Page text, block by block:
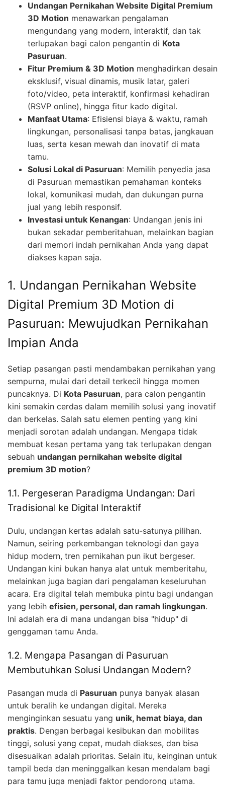
Undangan Pernikahan Website Digital Premium
3D Motion menawarkan pengalaman
mengundang yang modern, interaktif, dan tak
terlupakan bagi calon pengantin di Kota
Pasuruan.
Fitur Premium & 3D Motion menghadirkan desain
eksklusif, visual dinamis, musik latar, galeri
foto/video, peta interaktif, konfirmasi kehadiran
(RSVP online), hingga fitur kado digital.
Manfaat Utama: Efisiensi biaya & waktu, ramah
lingkungan, personalisasi tanpa batas, jangkauan
luas, serta kesan mewah dan inovatif di mata
tamu.
Solusi Lokal di Pasuruan: Memilih penyedia jasa
di Pasuruan memastikan pemahaman konteks
lokal, komunikasi mudah, dan dukungan purna
jual yang lebih responsif.
Investasi untuk Kenangan: Undangan jenis ini
bukan sekadar pemberitahuan, melainkan bagian
dari memori indah pernikahan Anda yang dapat
diakses kapan saja.
1. Undangan Pernikahan Website
Digital Premium 3D Motion di
Pasuruan: Mewujudkan Pernikahan
Impian Anda
Setiap pasangan pasti mendambakan pernikahan yang
sempurna, mulai dari detail terkecil hingga momen
puncaknya. Di Kota Pasuruan, para calon pengantin
kini semakin cerdas dalam memilih solusi yang inovatif
dan berkelas. Salah satu elemen penting yang kini
menjadi sorotan adalah undangan. Mengapa tidak
membuat kesan pertama yang tak terlupakan dengan
sebuah undangan pernikahan website digital
premium 3D motion?
1.1. Pergeseran Paradigma Undangan: Dari
Tradisional ke Digital Interaktif
Dulu, undangan kertas adalah satu-satunya pilihan.
Namun, seiring perkembangan teknologi dan gaya
hidup modern, tren pernikahan pun ikut bergeser.
Undangan kini bukan hanya alat untuk memberitahu,
melainkan juga bagian dari pengalaman keseluruhan
acara. Era digital telah membuka pintu bagi undangan
yang lebih efisien, personal, dan ramah lingkungan.
Ini adalah era di mana undangan bisa "hidup" di
genggaman tamu Anda.
1.2. Mengapa Pasangan di Pasuruan
Membutuhkan Solusi Undangan Modern?
Pasangan muda di Pasuruan punya banyak alasan
untuk beralih ke undangan digital. Mereka
menginginkan sesuatu yang unik, hemat biaya, dan
praktis. Dengan berbagai kesibukan dan mobilitas
tinggi, solusi yang cepat, mudah diakses, dan bisa
disesuaikan adalah prioritas. Selain itu, keinginan untuk
tampil beda dan meninggalkan kesan mendalam bagi
para tamu juga menjadi faktor pendorong utama.